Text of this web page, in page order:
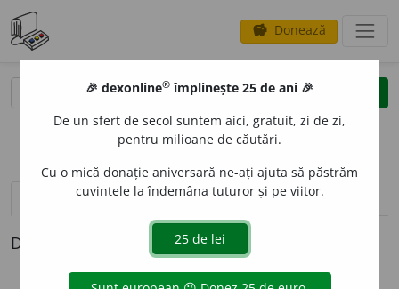
savings Donează
clear
opțiuni
definiții (1) pronunțievolume_up (20)
Definiția cu ID-ul 552637:
🎉 dexonline® împlinește 25 de ani 🎉
De un sfert de secol suntem aici, gratuit, zi de zi,
pentru milioane de căutări.
Cu o mică donație aniversară ne-ați ajuta să păstrăm
cuvintele la îndemâna tuturor și pe viitor.